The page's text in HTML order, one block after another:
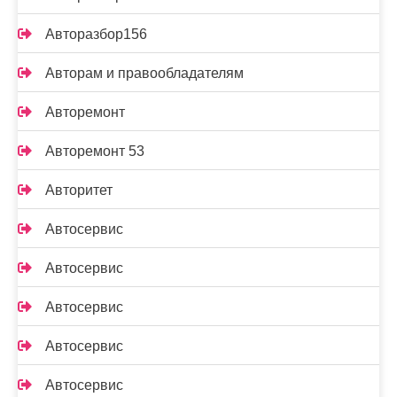
Авторазбор156
Авторам и правообладателям
Авторемонт
Авторемонт 53
Авторитет
Автосервис
Автосервис
Автосервис
Автосервис
Автосервис